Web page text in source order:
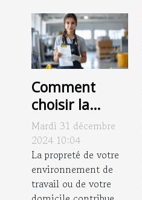
Comment
choisir la
bonne
entreprise de
nettoyage
pour vos
besoins
Mardi 31 décembre
2024 10:04
La propreté de votre
environnement de
travail ou de votre